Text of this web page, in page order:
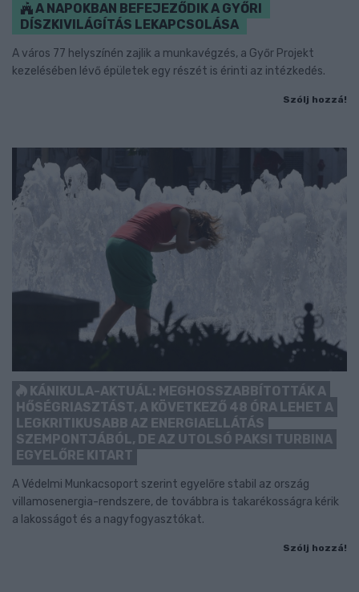
A NAPOKBAN BEFEJEZŐDIK A GYŐRI
DÍSZKIVILÁGÍTÁS LEKAPCSOLÁSA
A város 77 helyszínén zajlik a munkavégzés, a Győr Projekt
kezelésében lévő épületek egy részét is érinti az intézkedés.
Szólj hozzá!
KÁNIKULA-AKTUÁL: MEGHOSSZABBÍTOTTÁK A
HŐSÉGRIASZTÁST, A KÖVETKEZŐ 48 ÓRA LEHET A
LEGKRITIKUSABB AZ ENERGIAELLÁTÁS
SZEMPONTJÁBÓL, DE AZ UTOLSÓ PAKSI TURBINA
EGYELŐRE KITART
A Védelmi Munkacsoport szerint egyelőre stabil az ország
villamosenergia-rendszere, de továbbra is takarékosságra kérik
a lakosságot és a nagyfogyasztókat.
Szólj hozzá!